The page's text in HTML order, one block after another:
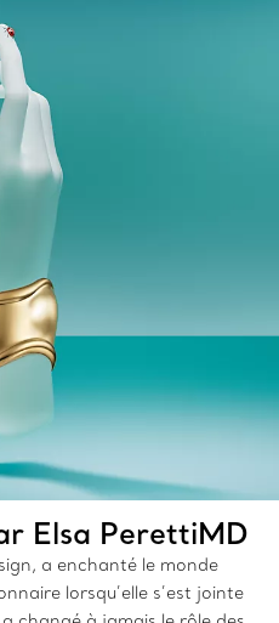
Elsa PerettiMD
a enchanté le monde
lorsqu’elle s’est jointe